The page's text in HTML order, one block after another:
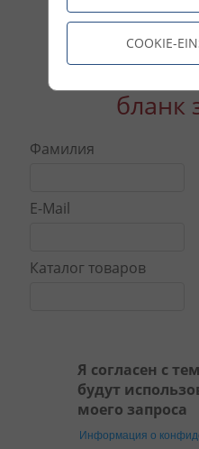
бланк
Фамилия
E-Mail
Каталог товаров
Я согласен с
будут
моего запроса
Информация о
COOKIE-